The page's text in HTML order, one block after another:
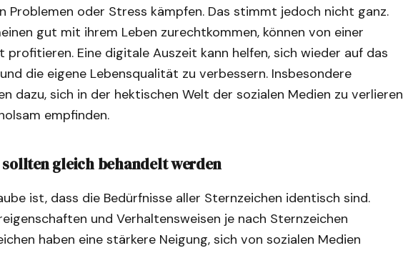
Problemen oder Stress kämpfen. Das stimmt jedoch nicht ganz.
gut mit ihrem Leben zurechtkommen, können von einer
profitieren. Eine digitale Auszeit kann helfen, sich wieder auf das
die eigene Lebensqualität zu verbessern. Insbesondere
dazu, sich in der hektischen Welt der sozialen Medien zu verlieren
empfinden.
gleich behandelt werden
ist, dass die Bedürfnisse aller Sternzeichen identisch sind.
und Verhaltensweisen je nach Sternzeichen
haben eine stärkere Neigung, sich von sozialen Medien